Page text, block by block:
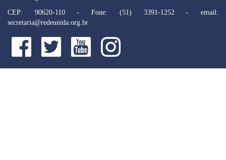
CEP: 90620-110 - Fone: (51) 3391-1252 - email:
secretaria@redeunida.org.br